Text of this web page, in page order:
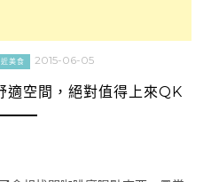
美食 2015-06-05
適空間，絕對值得上來QK